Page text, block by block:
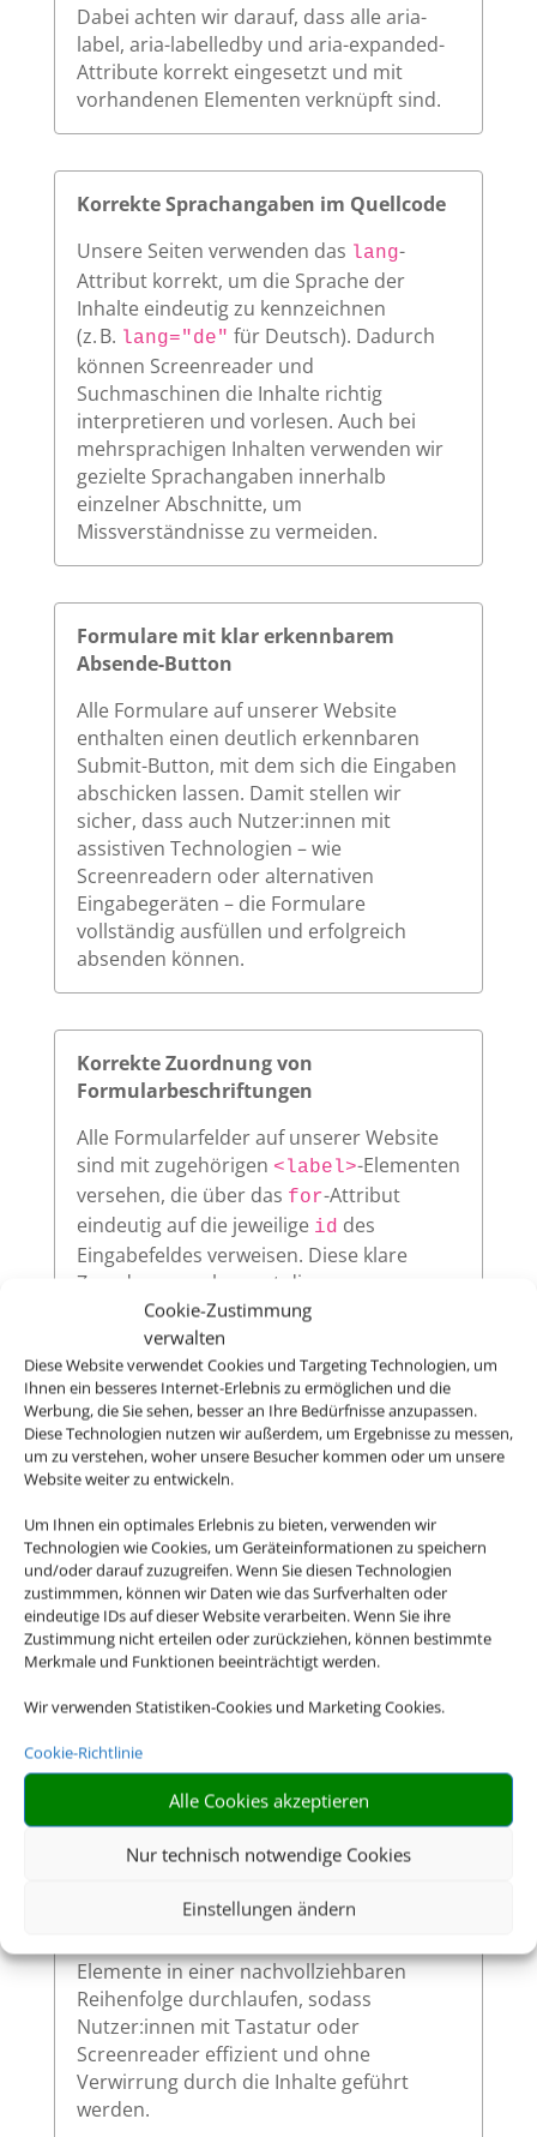
Cookie-Zustimmung
verwalten
Diese Website verwendet Cookies und Targeting Technologien, um
Ihnen ein besseres Internet-Erlebnis zu ermöglichen und die
Werbung, die Sie sehen, besser an Ihre Bedürfnisse anzupassen.
Diese Technologien nutzen wir außerdem, um Ergebnisse zu messen,
um zu verstehen, woher unsere Besucher kommen oder um unsere
Website weiter zu entwickeln.
Um Ihnen ein optimales Erlebnis zu bieten, verwenden wir
Technologien wie Cookies, um Geräteinformationen zu speichern
und/oder darauf zuzugreifen. Wenn Sie diesen Technologien
zustimmmen, können wir Daten wie das Surfverhalten oder
eindeutige IDs auf dieser Website verarbeiten. Wenn Sie ihre
Zustimmung nicht erteilen oder zurückziehen, können bestimmte
Merkmale und Funktionen beeinträchtigt werden.
Wir verwenden Statistiken-Cookies und Marketing Cookies.
Cookie-Richtlinie
Alle Cookies akzeptieren
Nur technisch notwendige Cookies
Einstellungen ändern
Dabei achten wir darauf, dass alle aria-
label, aria-labelledby und aria-expanded-
Attribute korrekt eingesetzt und mit
vorhandenen Elementen verknüpft sind.
Korrekte Sprachangaben im Quellcode
Unsere Seiten verwenden das lang-
Attribut korrekt, um die Sprache der
Inhalte eindeutig zu kennzeichnen
(z. B. lang="de" für Deutsch). Dadurch
können Screenreader und
Suchmaschinen die Inhalte richtig
interpretieren und vorlesen. Auch bei
mehrsprachigen Inhalten verwenden wir
gezielte Sprachangaben innerhalb
einzelner Abschnitte, um
Missverständnisse zu vermeiden.
Formulare mit klar erkennbarem
Absende-Button
Alle Formulare auf unserer Website
enthalten einen deutlich erkennbaren
Submit-Button, mit dem sich die Eingaben
abschicken lassen. Damit stellen wir
sicher, dass auch Nutzer:innen mit
assistiven Technologien – wie
Screenreadern oder alternativen
Eingabegeräten – die Formulare
vollständig ausfüllen und erfolgreich
absenden können.
Korrekte Zuordnung von
Formularbeschriftungen
Alle Formularfelder auf unserer Website
sind mit zugehörigen <label>-Elementen
versehen, die über das for-Attribut
eindeutig auf die jeweilige id des
Eingabefeldes verweisen. Diese klare
Zuordnung verbessert die
Nutzerfreundlichkeit und sorgt dafür,
dass assistive Technologien wie
Screenreader die Beschriftungen korrekt
vorlesen.
Alle interaktiven Elemente auf unserer
Website – wie Links, Buttons oder
Formularfelder – zeigen klar sichtbar an,
wenn sie per Tastatur ausgewählt werden.
So ermöglichen wir eine vollständige
Sinnvolle Fokusreihenfolge bei
Tastaturnutzung
Die Fokusreihenfolge auf unserer Website
Aufbau der Seite. Beim Navigieren mit der
Elemente in einer nachvollziehbaren
Reihenfolge durchlaufen, sodass
Nutzer:innen mit Tastatur oder
Screenreader effizient und ohne
Verwirrung durch die Inhalte geführt
werden.